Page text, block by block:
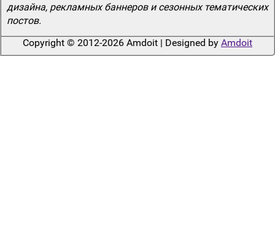
дизайна, рекламных баннеров и сезонных тематических
постов.
Copyright © 2012-2026 Amdoit | Designed by Amdoit